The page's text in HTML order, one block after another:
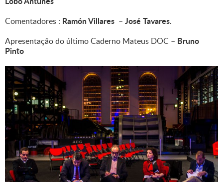
Comentadores : Ramón Villares – José Tavares.
Apresentação do último Caderno Mateus DOC – Bruno
Pinto